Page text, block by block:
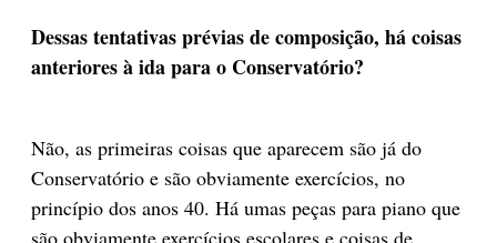
Dessas tentativas prévias de composição, há coisas
anteriores à ida para o Conservatório?
Não, as primeiras coisas que aparecem são já do
Conservatório e são obviamente exercícios, no
princípio dos anos 40. Há umas peças para piano que